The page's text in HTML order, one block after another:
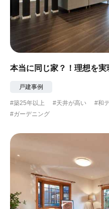
本当に同じ家？！理想を
戸建事例
#築25年以上 #天井が高い #和
#ガーデニング